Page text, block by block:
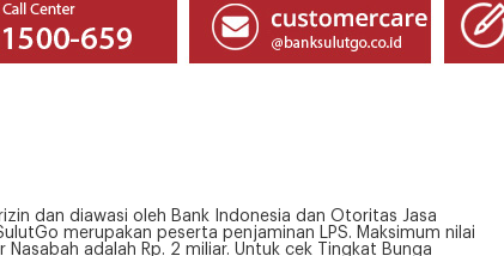
dan diawasi oleh Bank Indonesia dan Otoritas Jasa
merupakan peserta penjaminan LPS. Maksimum nilai
Nasabah adalah Rp. 2 miliar. Untuk cek Tingkat Bunga